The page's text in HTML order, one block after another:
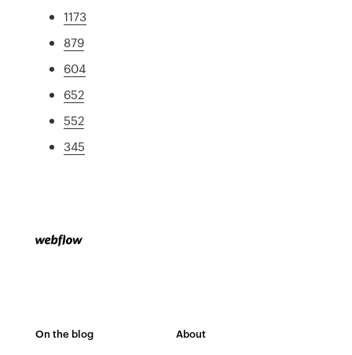
1173
879
604
652
552
345
On the blog About